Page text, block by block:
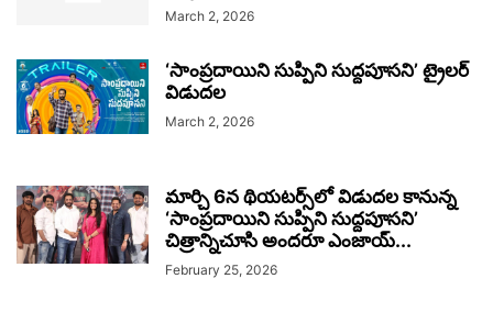
March 2, 2026
‘సాంప్రదాయిని సుప్పిని సుద్దపూసని’ ట్రైలర్
విడుదల
March 2, 2026
మార్చి 6న థియటర్స్‌లో విడుదల కానున్న
‘సాంప్రదాయిని సుప్పిని సుద్దపూసని’
చిత్రాన్నిచూసి అందరూ ఎంజాయ్‌...
February 25, 2026